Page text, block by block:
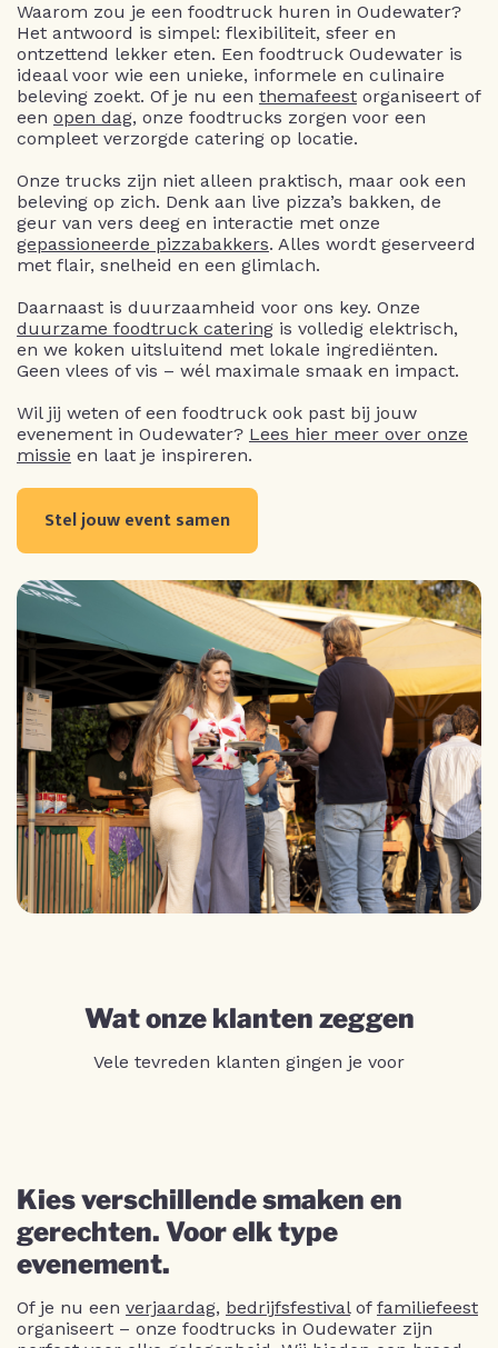
Waarom zou je een foodtruck huren in Oudewater?
Het antwoord is simpel: flexibiliteit, sfeer en
ontzettend lekker eten. Een foodtruck Oudewater is
ideaal voor wie een unieke, informele en culinaire
beleving zoekt. Of je nu een themafeest organiseert of
een open dag, onze foodtrucks zorgen voor een
compleet verzorgde catering op locatie.
Onze trucks zijn niet alleen praktisch, maar ook een
beleving op zich. Denk aan live pizza’s bakken, de
geur van vers deeg en interactie met onze
gepassioneerde pizzabakkers. Alles wordt geserveerd
met flair, snelheid en een glimlach.
Daarnaast is duurzaamheid voor ons key. Onze
duurzame foodtruck catering is volledig elektrisch,
en we koken uitsluitend met lokale ingrediënten.
Geen vlees of vis – wél maximale smaak en impact.
Wil jij weten of een foodtruck ook past bij jouw
evenement in Oudewater? Lees hier meer over onze
missie en laat je inspireren.
Stel jouw event samen
Wat onze klanten zeggen
Vele tevreden klanten gingen je voor
Kies verschillende smaken en
gerechten. Voor elk type
evenement.
Of je nu een verjaardag, bedrijfsfestivalof familiefeest
organiseert – onze foodtrucks in Oudewater zijn